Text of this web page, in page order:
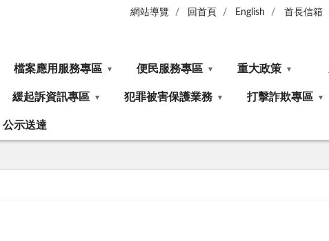
網站導覽 回首頁 English 首長信箱
檔案應用服務專區 便民服務專區 重大政策
緩起訴資訊專區 犯罪被害保護業務 打擊詐欺專區
公示送達